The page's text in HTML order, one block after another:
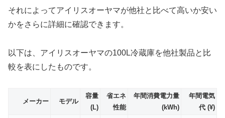
それによってアイリスオーヤマが他社と比べて高いか安い
かをさらに詳細に確認できます。
以下は、アイリスオーヤマの100L冷蔵庫を他社製品と比
較を表にしたものです。
メーカー モデル
容量
(L)
省エネ
性能
年間消費電力量
(kWh)
年間電気
代 (¥)